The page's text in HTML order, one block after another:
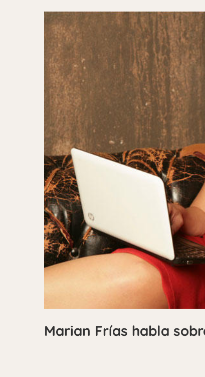
Marian Frías habla